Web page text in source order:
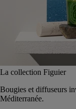
La collection Figuier
Bougies et diffuseurs
Méditerranée.